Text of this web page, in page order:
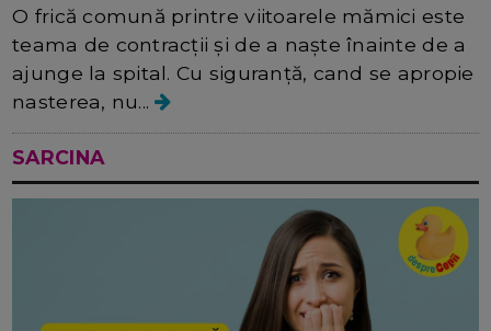
O frică comună printre viitoarele mămici este
teama de contracții și de a naște înainte de a
ajunge la spital. Cu siguranță, cand se apropie
nasterea, nu...
SARCINA